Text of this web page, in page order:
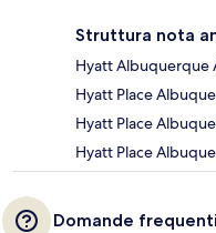
Struttura nota
Hyatt Albuquerque
Hyatt Place
Hyatt Place
Hyatt Place
Domande frequenti